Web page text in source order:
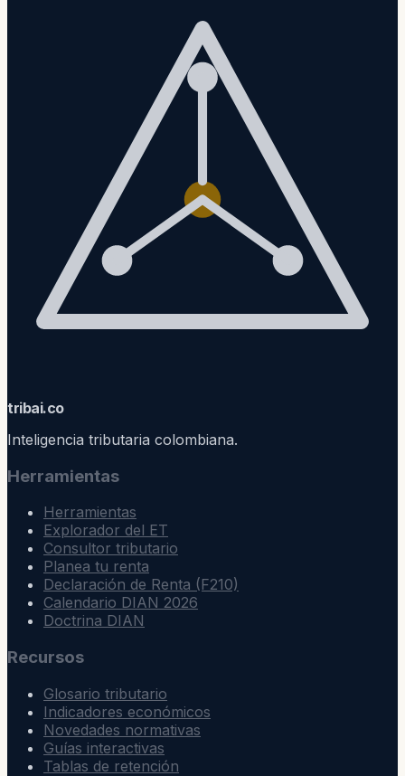
tribai.co
Inteligencia tributaria colombiana.
Herramientas
Herramientas
Explorador del ET
Consultor tributario
Planea tu renta
Declaración de Renta (F210)
Calendario DIAN 2026
Doctrina DIAN
Recursos
Glosario tributario
Indicadores económicos
Novedades normativas
Guías interactivas
Tablas de retención